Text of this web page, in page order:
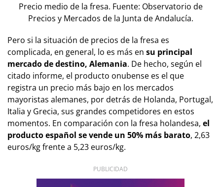
Precio medio de la fresa. Fuente: Observatorio de
Precios y Mercados de la Junta de Andalucía.
Pero si la situación de precios de la fresa es
complicada, en general, lo es más en su principal
mercado de destino, Alemania. De hecho, según el
citado informe, el producto onubense es el que
registra un precio más bajo en los mercados
mayoristas alemanes, por detrás de Holanda, Portugal,
Italia y Grecia, sus grandes competidores en estos
momentos. En comparación con la fresa holandesa, el
producto español se vende un 50% más barato, 2,63
euros/kg frente a 5,23 euros/kg.
PUBLICIDAD